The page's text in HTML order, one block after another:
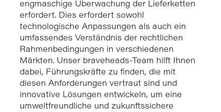
engmaschige Überwachung der Lieferketten
erfordert. Dies erfordert sowohl
technologische Anpassungen als auch ein
umfassendes Verständnis der rechtlichen
Rahmenbedingungen in verschiedenen
Märkten. Unser braveheads-Team hilft Ihnen
dabei, Führungskräfte zu finden, die mit
diesen Anforderungen vertraut sind und
innovative Lösungen entwickeln, um eine
umweltfreundliche und zukunftssichere